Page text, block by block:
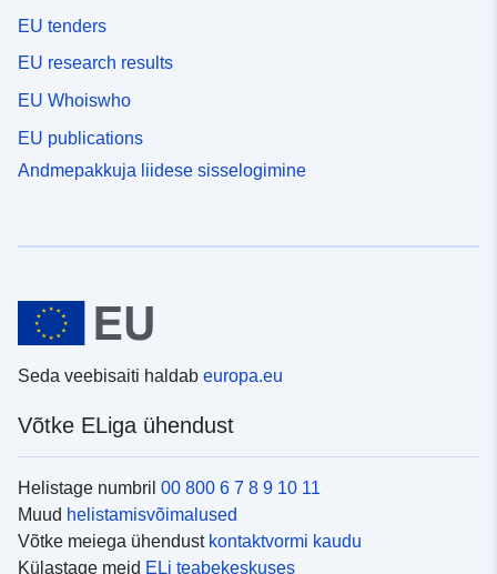
EU tenders
EU research results
EU Whoiswho
EU publications
Andmepakkuja liidese sisselogimine
Seda veebisaiti haldab europa.eu
Võtke ELiga ühendust
Helistage numbril 00 800 6 7 8 9 10 11
Muud helistamisvõimalused
Võtke meiega ühendust kontaktvormi kaudu
Külastage meid ELi teabekeskuses